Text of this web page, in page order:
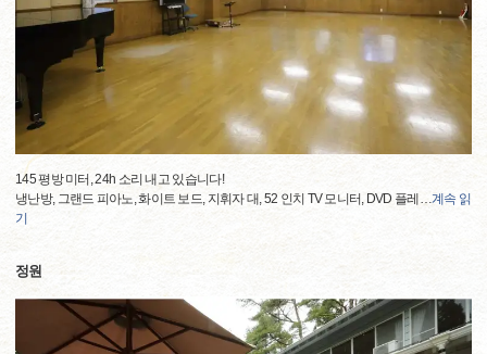
145 평방 미터, 24h 소리 내고 있습니다!
냉난방, 그랜드 피아노, 화이트 보드, 지휘자 대, 52 인치 TV 모니터, DVD 플레 …계속 읽
기
정원